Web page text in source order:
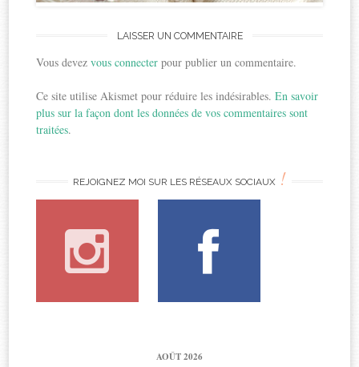
LAISSER UN COMMENTAIRE
Vous devezvous connecter pour publier un commentaire.
Ce site utilise Akismet pour réduire les indésirables.En savoir
plus sur la façon dont les données de vos commentaires sont
traitées.
REJOIGNEZ MOI SUR LES RÉSEAUX SOCIAUX !
AOÛT 2026